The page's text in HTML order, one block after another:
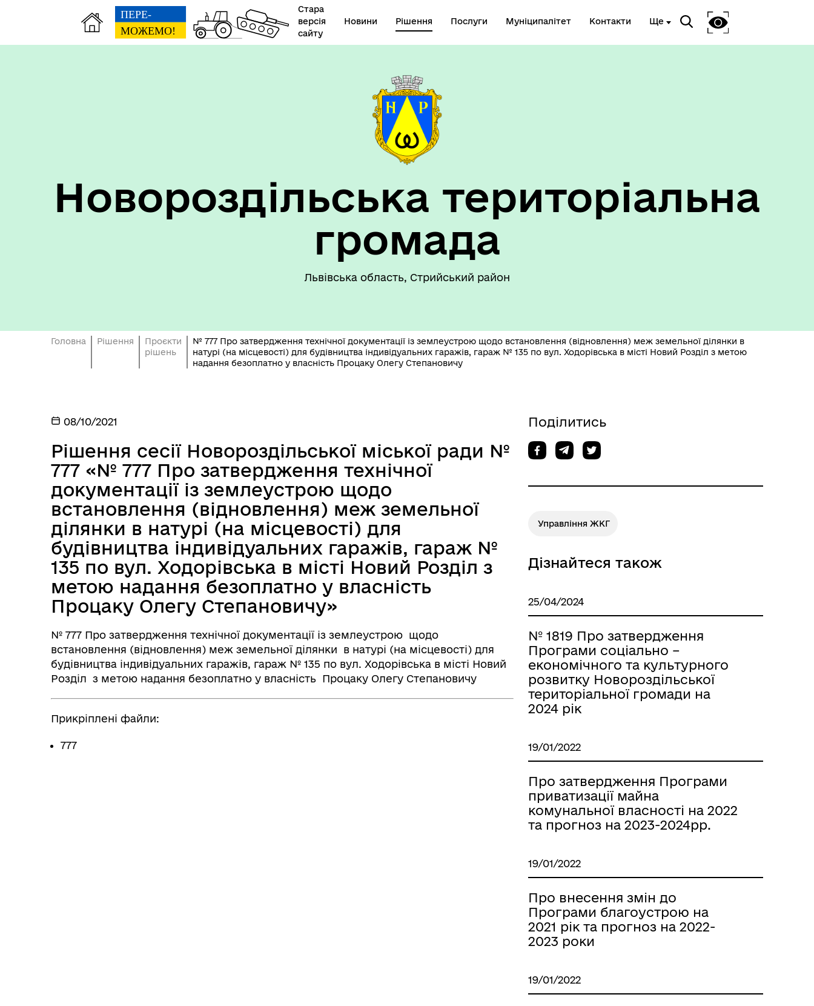
Стара
версія
сайту
Новини Рішення Послуги Муніципалітет Контакти Ще
Контакти та розпорядок
НОВОРОЗДІЛЬСЬКОЇ
ТЕРИТОРІАЛЬНОЇ ГРОМАДИ
Діяльність
"Воєнний ( Надзвичайний)
Новороздільська територіальна
громада
Львівська область, Стрийський район
Головна Рішення
Проєкти
рішень
№ 777 Про затвердження технічної документації із землеустрою щодо встановлення (відновлення) меж земельної ділянки в
натурі (на місцевості) для будівництва індивідуальних гаражів, гараж № 135 по вул. Ходорівська в місті Новий Розділ з метою
надання безоплатно у власність Процаку Олегу Степановичу
08/10/2021
Рішення сесії Новороздільської міської ради №
777 «№ 777 Про затвердження технічної
документації із землеустрою щодо
встановлення (відновлення) меж земельної
ділянки в натурі (на місцевості) для
будівництва індивідуальних гаражів, гараж №
135 по вул. Ходорівська в місті Новий Розділ з
метою надання безоплатно у власність
Процаку Олегу Степановичу»
№ 777 Про затвердження технічної документації із землеустрою щодо
встановлення (відновлення) меж земельної ділянки в натурі (на місцевості) для
будівництва індивідуальних гаражів, гараж № 135 по вул. Ходорівська в місті Новий
Розділ з метою надання безоплатно у власність Процаку Олегу Степановичу
Прикріплені файли:
777
Поділитись
Управління ЖКГ
Дізнайтеся також
25/04/2024
№ 1819 Про затвердження
Програми соціально –
економічного та культурного
розвитку Новороздільської
територіальної громади на
2024 рік
19/01/2022
Про затвердження Програми
приватизації майна
комунальної власності на 2022
та прогноз на 2023-2024рр.
19/01/2022
Про внесення змін до
Програми благоустрою на
2021 рік та прогноз на 2022-
2023 роки
19/01/2022